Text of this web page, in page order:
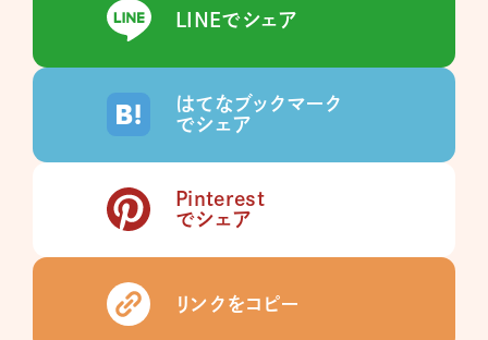
LINEでシェア
はてなブックマーク
でシェア
Pinterest
でシェア
リンクをコピー